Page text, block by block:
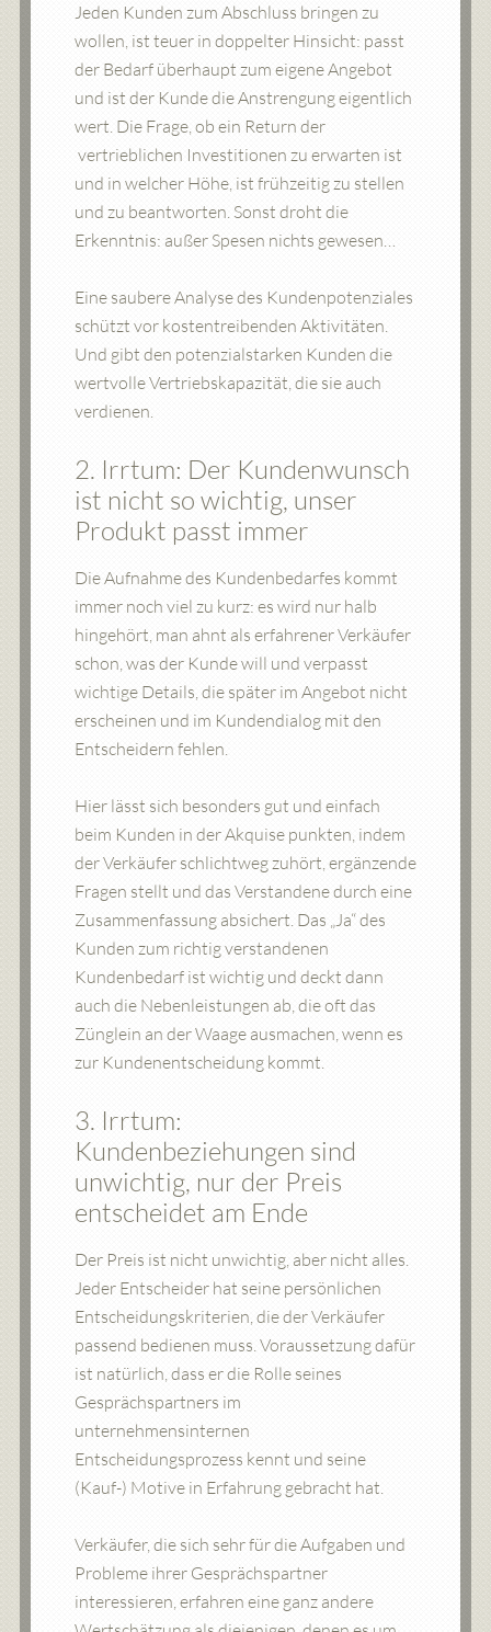
Jeden Kunden zum Abschluss bringen zu
wollen, ist teuer in doppelter Hinsicht: passt
der Bedarf überhaupt zum eigene Angebot
und ist der Kunde die Anstrengung eigentlich
wert. Die Frage, ob ein Return der
vertrieblichen Investitionen zu erwarten ist
und in welcher Höhe, ist frühzeitig zu stellen
und zu beantworten. Sonst droht die
Erkenntnis: außer Spesen nichts gewesen…
Eine saubere Analyse des Kundenpotenziales
schützt vor kostentreibenden Aktivitäten.
Und gibt den potenzialstarken Kunden die
wertvolle Vertriebskapazität, die sie auch
verdienen.
2. Irrtum: Der Kundenwunsch
ist nicht so wichtig, unser
Produkt passt immer
Die Aufnahme des Kundenbedarfes kommt
immer noch viel zu kurz: es wird nur halb
hingehört, man ahnt als erfahrener Verkäufer
schon, was der Kunde will und verpasst
wichtige Details, die später im Angebot nicht
erscheinen und im Kundendialog mit den
Entscheidern fehlen.
Hier lässt sich besonders gut und einfach
beim Kunden in der Akquise punkten, indem
der Verkäufer schlichtweg zuhört, ergänzende
Fragen stellt und das Verstandene durch eine
Zusammenfassung absichert. Das „Ja“ des
Kunden zum richtig verstandenen
Kundenbedarf ist wichtig und deckt dann
auch die Nebenleistungen ab, die oft das
Zünglein an der Waage ausmachen, wenn es
zur Kundenentscheidung kommt.
3. Irrtum:
Kundenbeziehungen sind
unwichtig, nur der Preis
entscheidet am Ende
Der Preis ist nicht unwichtig, aber nicht alles.
Jeder Entscheider hat seine persönlichen
Entscheidungskriterien, die der Verkäufer
passend bedienen muss. Voraussetzung dafür
ist natürlich, dass er die Rolle seines
Gesprächspartners im
unternehmensinternen
Entscheidungsprozess kennt und seine
(Kauf-) Motive in Erfahrung gebracht hat.
Verkäufer, die sich sehr für die Aufgaben und
Probleme ihrer Gesprächspartner
interessieren, erfahren eine ganz andere